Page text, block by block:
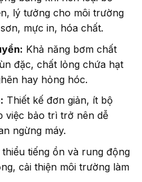
lý tưởng cho môi trường
mực in, hóa chất.
Khả năng bơm chất
đặc, chất lỏng chứa hạt
hay hỏng hóc.
Thiết kế đơn giản, ít bộ
việc bảo trì trở nên dễ
ngừng máy.
thiểu tiếng ồn và rung động
cải thiện môi trường làm